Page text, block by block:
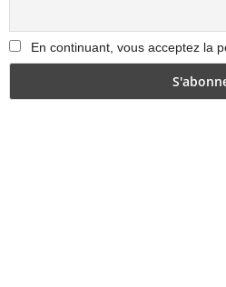
En continuant, vous acceptez la